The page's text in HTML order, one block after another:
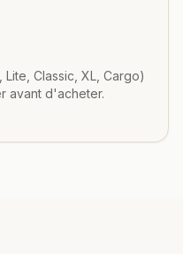
Classic, XL, Cargo)
avant d'acheter.